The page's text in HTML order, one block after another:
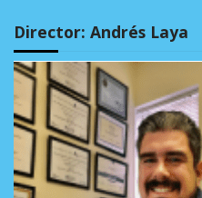
Director: Andrés Laya